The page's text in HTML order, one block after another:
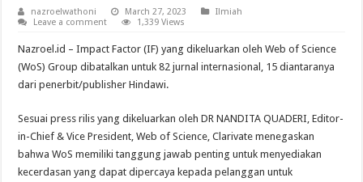
nazroelwathoni March 27, 2023
Ilmiah
Leave a comment
1,339 Views
Nazroel.id – Impact Factor (IF) yang dikeluarkan oleh Web of Science
(WoS) Group dibatalkan untuk 82 jurnal internasional, 15 diantaranya
dari penerbit/publisher Hindawi.
Sesuai press rilis yang dikeluarkan oleh DR NANDITA QUADERI, Editor-
in-Chief & Vice President, Web of Science, Clarivate menegaskan
bahwa WoS memiliki tanggung jawab penting untuk menyediakan
kecerdasan yang dapat dipercaya kepada pelanggan untuk